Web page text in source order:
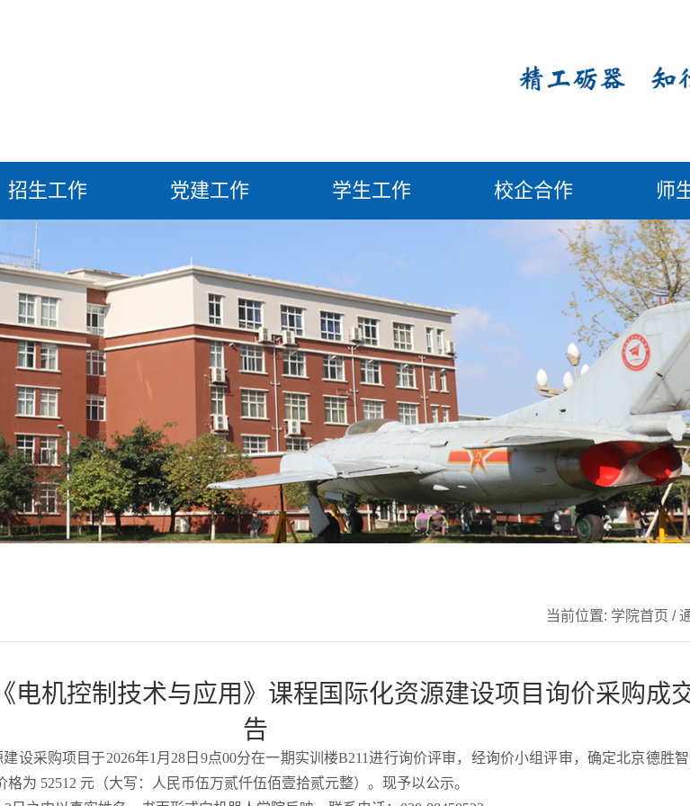
招生工作 党建工作 学生工作 校企合作 师
当前位置: 学院首页 /
电机控制技术与应用》课程国际化资源建设项目询价采购成
告
设采购项目于2026年1月28日9点00分在一期实训楼B211进行询价评审，经询价小组评审，确定北京德胜
为 52512 元（大写：人民币伍万贰仟伍佰壹拾贰元整）。现予以公示。